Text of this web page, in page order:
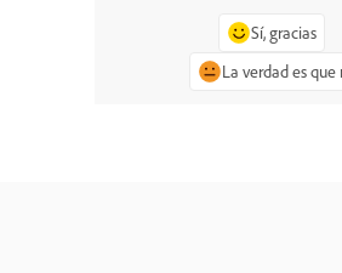
Sí, gracias
La verdad es que